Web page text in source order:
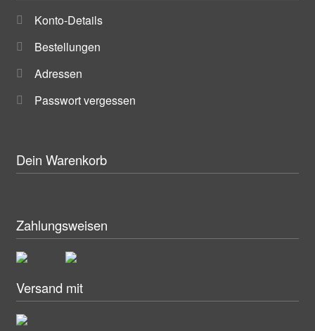
Konto-Details
Bestellungen
Adressen
Passwort vergessen
Dein Warenkorb
Zahlungsweisen
Versand mit